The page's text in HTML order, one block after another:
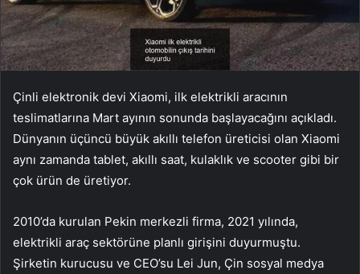
Çinli elektronik devi Xiaomi, ilk elektrikli aracının
teslimatlarına Mart ayının sonunda başlayacağını açıkladı.
Dünyanın üçüncü büyük akıllı telefon üreticisi olan Xiaomi
aynı zamanda tablet, akıllı saat, kulaklık ve scooter gibi bir
çok ürün de üretiyor.
2010’da kurulan Pekin merkezli firma, 2021 yılında,
elektrikli araç sektörüne planlı girişini duyurmuştu.
Şirketin kurucusu ve CEO’su Lei Jun, Çin sosyal medya